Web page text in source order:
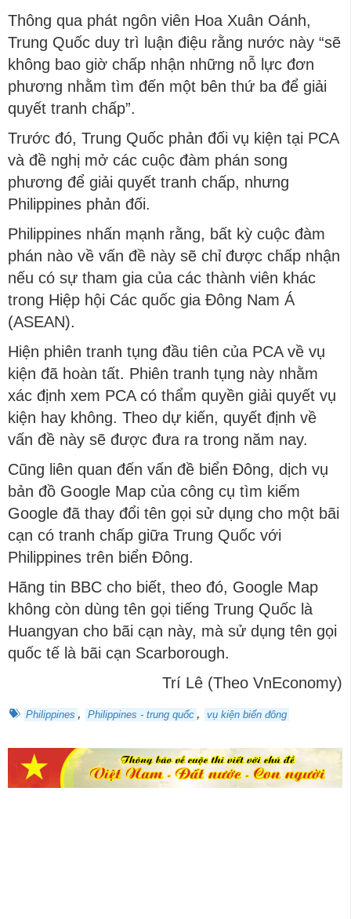
Thông qua phát ngôn viên Hoa Xuân Oánh,
Trung Quốc duy trì luận điệu rằng nước này “sẽ
không bao giờ chấp nhận những nỗ lực đơn
phương nhằm tìm đến một bên thứ ba để giải
quyết tranh chấp”.
Trước đó, Trung Quốc phản đối vụ kiện tại PCA
và đề nghị mở các cuộc đàm phán song
phương để giải quyết tranh chấp, nhưng
Philippines phản đối.
Philippines nhấn mạnh rằng, bất kỳ cuộc đàm
phán nào về vấn đề này sẽ chỉ được chấp nhận
nếu có sự tham gia của các thành viên khác
trong Hiệp hội Các quốc gia Đông Nam Á
(ASEAN).
Hiện phiên tranh tụng đầu tiên của PCA về vụ
kiện đã hoàn tất. Phiên tranh tụng này nhằm
xác định xem PCA có thẩm quyền giải quyết vụ
kiện hay không. Theo dự kiến, quyết định về
vấn đề này sẽ được đưa ra trong năm nay.
Cũng liên quan đến vấn đề biển Đông, dịch vụ
bản đồ Google Map của công cụ tìm kiếm
Google đã thay đổi tên gọi sử dụng cho một bãi
cạn có tranh chấp giữa Trung Quốc với
Philippines trên biển Đông.
Hãng tin BBC cho biết, theo đó, Google Map
không còn dùng tên gọi tiếng Trung Quốc là
Huangyan cho bãi cạn này, mà sử dụng tên gọi
quốc tế là bãi cạn Scarborough.
Trí Lê (Theo VnEconomy)
Philippines , Philippines - trung quốc , vụ kiện biển đông